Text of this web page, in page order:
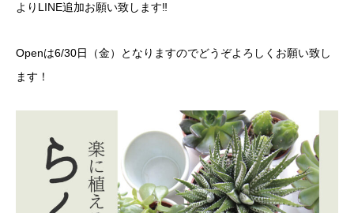
よりLINE追加お願い致します‼︎
Openは6/30日（金）となりますのでどうぞよろしくお願い致し
ます！